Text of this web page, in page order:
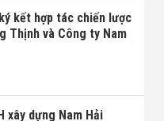
kết hợp tác chiến lược
Thịnh và Công ty Nam
xây dựng Nam Hải